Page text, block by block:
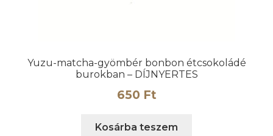
Yuzu-matcha-gyömbér bonbon étcsokoládé
burokban – DÍJNYERTES
650 Ft
Kosárba teszem